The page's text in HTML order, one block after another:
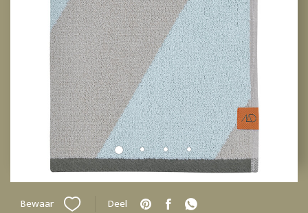
Bewaar Deel